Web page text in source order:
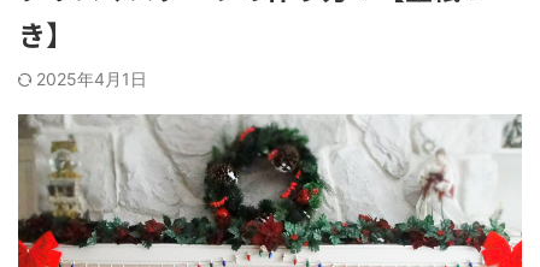
き】
2025年4月1日